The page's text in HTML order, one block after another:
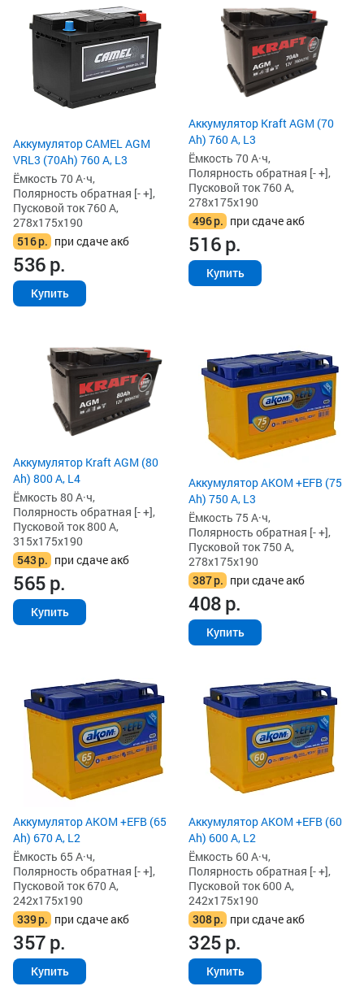
Аккумулятор CAMEL AGM
VRL3 (70Ah) 760 А, L3
Ёмкость 70 А·ч,
Полярность обратная [- +],
Пусковой ток 760 А,
278x175x190
516р. при сдаче акб
536р.
Купить
Аккумулятор Kraft AGM (70
Ah) 760 А, L3
Ёмкость 70 А·ч,
Полярность обратная [- +],
Пусковой ток 760 А,
278x175x190
496р. при сдаче акб
516р.
Купить
Аккумулятор Kraft AGM (80
Ah) 800 А, L4
Ёмкость 80 А·ч,
Полярность обратная [- +],
Пусковой ток 800 А,
315x175x190
543р. при сдаче акб
565р.
Купить
Аккумулятор AKOM +EFB (75
Ah) 750 А, L3
Ёмкость 75 А·ч,
Полярность обратная [- +],
Пусковой ток 750 А,
278x175x190
387р. при сдаче акб
408р.
Купить
Аккумулятор AKOM +EFB (65
Ah) 670 А, L2
Ёмкость 65 А·ч,
Полярность обратная [- +],
Пусковой ток 670 А,
242x175x190
339р. при сдаче акб
357р.
Купить
Аккумулятор AKOM +EFB (60
Ah) 600 А, L2
Ёмкость 60 А·ч,
Полярность обратная [- +],
Пусковой ток 600 А,
242x175x190
308р. при сдаче акб
325р.
Купить